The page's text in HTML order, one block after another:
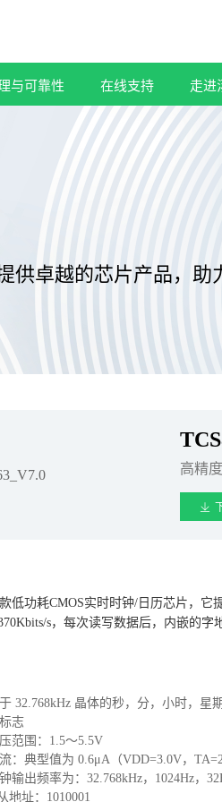
与可靠性 在线支持 走进
供卓越的芯片产品，助
高精
低功耗CMOS实时时钟/日历芯片，
s，每次读写数据后，内嵌的字
32.768kHz 晶体的秒，分，小时，星
志
范围：1.5～5.5V
：典型值为 0.6μA（VDD=3.0V，
输出频率为：32.768kHz，1024Hz，
地址：1010001